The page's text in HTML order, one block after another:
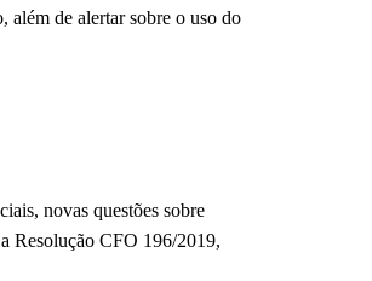
de alertar sobre o uso do
novas questões sobre
Resolução CFO 196/2019,